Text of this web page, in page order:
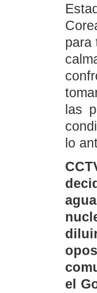
para
las
lo
el